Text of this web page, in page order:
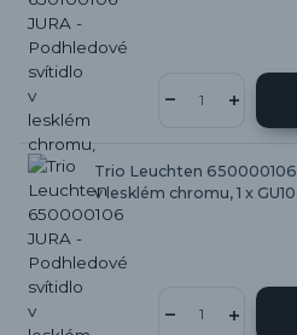
Trio Leuchten
v lesklém chromu, 1 x